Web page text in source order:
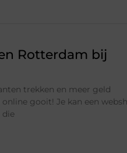
Rotterdam bij
trekken en meer geld
gooit! Je kan een
die